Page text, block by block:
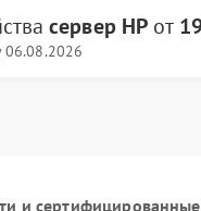
сервер HP от
06.08.2026
и